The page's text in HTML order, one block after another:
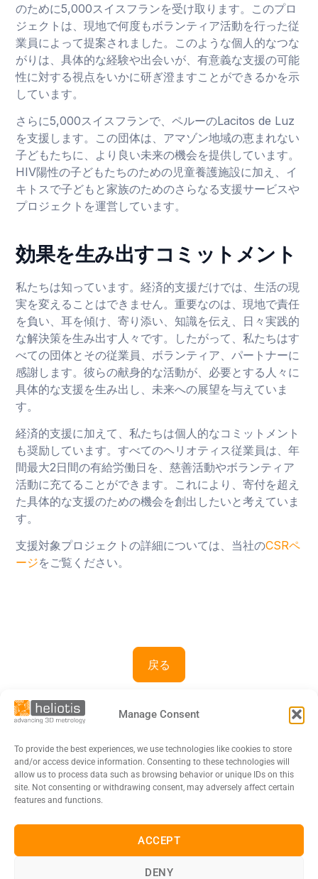
Manage Consent
To provide the best experiences, we use technologies like cookies to store
and/or access device information. Consenting to these technologies will
allow us to process data such as browsing behavior or unique IDs on this
site. Not consenting or withdrawing consent, may adversely affect certain
features and functions.
ACCEPT
DENY
のために5,000スイスフランを受け取ります。このプロ
ジェクトは、現地で何度もボランティア活動を行った従
業員によって提案されました。このような個人的なつな
がりは、具体的な経験や出会いが、有意義な支援の可能
性に対する視点をいかに研ぎ澄ますことができるかを示
しています。
さらに5,000スイスフランで、ペルーのLacitos de Luz
を支援します。この団体は、アマゾン地域の恵まれない
子どもたちに、より良い未来の機会を提供しています。
HIV陽性の子どもたちのための児童養護施設に加え、イ
キトスで子どもと家族のためのさらなる支援サービスや
プロジェクトを運営しています。
効果を生み出すコミットメント
私たちは知っています。経済的支援だけでは、生活の現
実を変えることはできません。重要なのは、現地で責任
を負い、耳を傾け、寄り添い、知識を伝え、日々実践的
な解決策を生み出す人々です。したがって、私たちはす
べての団体とその従業員、ボランティア、パートナーに
感謝します。彼らの献身的な活動が、必要とする人々に
具体的な支援を生み出し、未来への展望を与えていま
す。
経済的支援に加えて、私たちは個人的なコミットメント
も奨励しています。すべてのヘリオティス従業員は、年
間最大2日間の有給労働日を、慈善活動やボランティア
活動に充てることができます。これにより、寄付を超え
た具体的な支援のための機会を創出したいと考えていま
す。
支援対象プロジェクトの詳細については、当社のCSRペ
ージをご覧ください。
戻る